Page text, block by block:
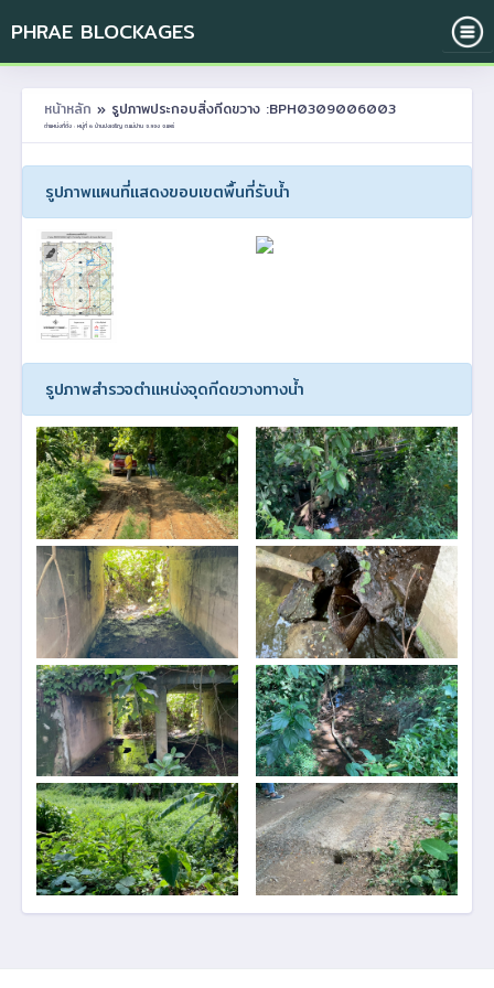
PHRAE BLOCKAGES
หน้าหลัก » รูปภาพประกอบสิ่งกีดขวาง :BPH0309006003
ตำแหน่งที่ตั้ง : หมู่ที่ 6 บ้านปงเจริญ ต.แม่ปาน อ.ลอง จ.แพร่
รูปภาพแผนที่แสดงขอบเขตพื้นที่รับน้ำ
รูปภาพสำรวจตำแหน่งจุดกีดขวางทางน้ำ